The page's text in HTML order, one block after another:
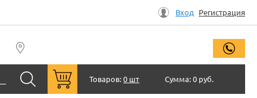
Вход Регистрация
Товаров:0 шт Сумма:0 руб.